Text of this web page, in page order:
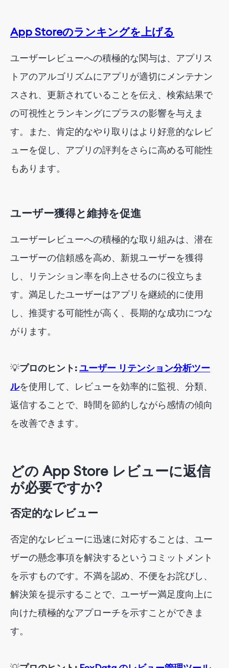
App Storeのランキングを上げる
ユーザーレビューへの積極的な関与は、アプリス
トアのアルゴリズムにアプリが適切にメンテナン
スされ、更新されていることを伝え、検索結果で
の可視性とランキングにプラスの影響を与えま
す。また、肯定的なやり取りはより好意的なレビ
ューを促し、アプリの評判をさらに高める可能性
もあります。
ユーザー獲得と維持を促進
ユーザーレビューへの積極的な取り組みは、潜在
ユーザーの信頼感を高め、新規ユーザーを獲得
し、リテンション率を向上させるのに役立ちま
す。満足したユーザーはアプリを継続的に使用
し、推奨する可能性が高く、長期的な成功につな
がります。
💡プロのヒント:ユーザー リテンション分析ツー
ルを使用して、レビューを効率的に監視、分類、
返信することで、時間を節約しながら感情の傾向
を改善できます。
どの App Store レビューに返信
が必要ですか?
否定的なレビュー
否定的なレビューに迅速に対応することは、ユー
ザーの懸念事項を解決するというコミットメント
を示すものです。不満を認め、不便をお詫びし、
解決策を提示することで、ユーザー満足度向上に
向けた積極的なアプローチを示すことができま
す。